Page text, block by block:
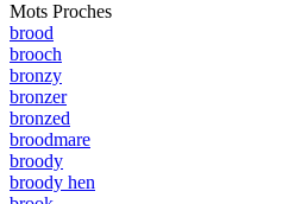
Mots Proches
brood
brooch
bronzy
bronzer
bronzed
broodmare
broody
broody hen